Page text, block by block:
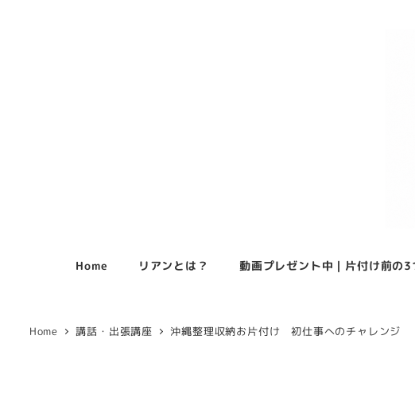
Home リアンとは？ 動画プレゼント中｜片付け前の
Home 講話・出張講座 沖縄整理収納お片付け 初仕事へのチャレンジ